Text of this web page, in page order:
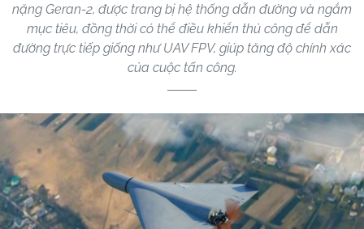
nặng Geran-2, được trang bị hệ thống dẫn đường và ngắm
mục tiêu, đồng thời có thể điều khiển thủ công để dẫn
đường trực tiếp giống như UAV FPV, giúp tăng độ chính xác
của cuộc tấn công.